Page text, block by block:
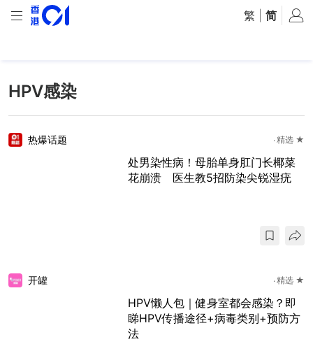
繁 简
HPV感染
热爆话题 精选 ★
处男染性病！母胎单身肛门长椰菜
花崩溃 医生教5招防染尖锐湿疣
开罐 精选 ★
HPV懒人包｜健身室都会感染？即
睇HPV传播途径+病毒类别+预防方
法